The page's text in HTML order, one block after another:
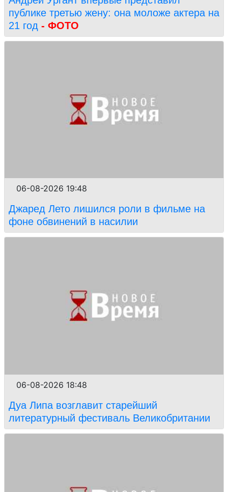
публике третью жену: она моложе актера на
21 год - ФОТО
06-08-2026 19:48
Джаред Лето лишился роли в фильме на
фоне обвинений в насилии
06-08-2026 18:48
Дуа Липа возглавит старейший
литературный фестиваль Великобритании